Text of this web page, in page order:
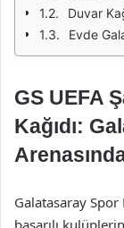
Duvar
Evde
GS UEFA
Kağıdı:
Galatasaray
başarılı